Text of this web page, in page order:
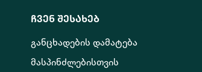
ჩვენ შესახებ
განცხადების დამატება
მასპინძლებისთვის